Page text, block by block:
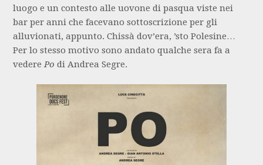
luogo e un contesto alle uovone di pasqua viste nei
bar per anni che facevano sottoscrizione per gli
alluvionati, appunto. Chissà dov’era, ’sto Polesine…
Per lo stesso motivo sono andato qualche sera fa a
vederePo di Andrea Segre.